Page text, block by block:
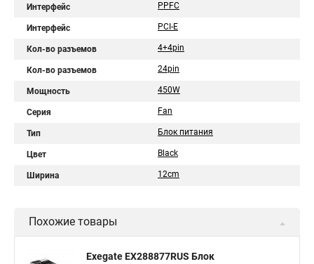
Интерфейс PPFC
Интерфейс PCI-E
Кол-во разъемов 4+4pin
Кол-во разъемов 24pin
Мощность 450W
Серия Fan
Тип Блок питания
Цвет Black
Ширина 12cm
Похожие товары
Exegate EX288877RUS Блок